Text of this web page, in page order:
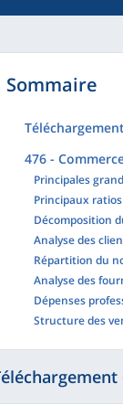
Sommaire
476 -
Principales
Principaux
Décomposition
Analyse des
Répartition du
Analyse des
Dépenses
Structure des